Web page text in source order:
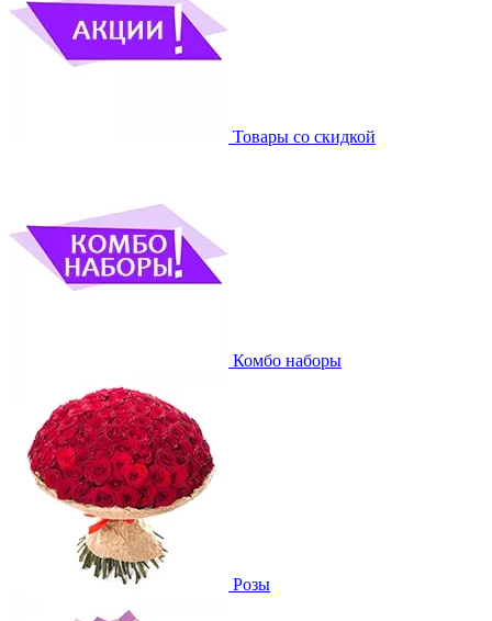
Товары со скидкой
Комбо наборы
Розы